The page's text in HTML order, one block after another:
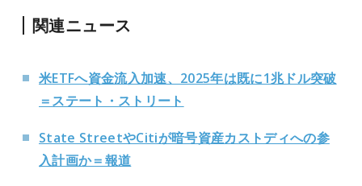
関連ニュース
米ETFへ資金流入加速、2025年は既に1兆ドル突破
＝ステート・ストリート
State StreetやCitiが暗号資産カストディへの参
入計画か＝報道